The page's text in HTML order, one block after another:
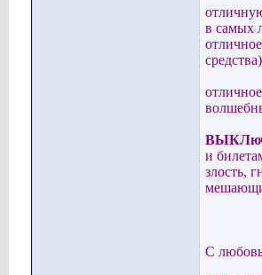
в самых
и
злость,
С